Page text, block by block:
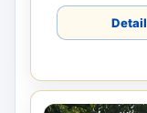
Detail